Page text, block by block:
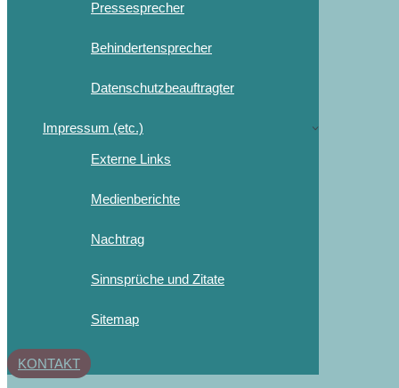
Pressesprecher
Behindertensprecher
Datenschutzbeauftragter
Impressum (etc.)
Externe Links
Medienberichte
Nachtrag
Sinnsprüche und Zitate
Sitemap
KONTAKT